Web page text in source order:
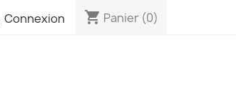
Connexion shopping_cart Panier (0)